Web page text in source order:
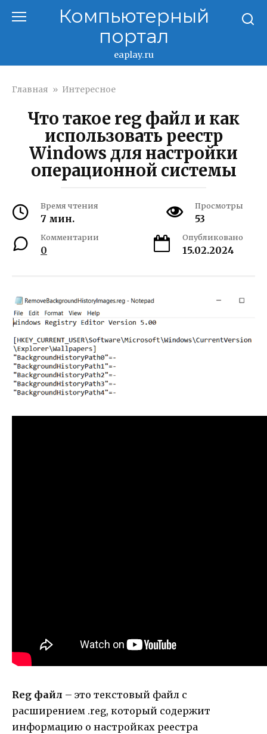
Компьютерный
портал
eaplay.ru
Главная » Интересное
Что такое reg файл и как
использовать реестр
Windows для настройки
операционной системы
Время чтения
7 мин.
Просмотры
53
Комментарии
0
Опубликовано
15.02.2024
Reg файл – это текстовый файл с
расширением .reg, который содержит
информацию о настройках реестра